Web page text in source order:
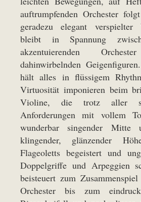
auftrumpfenden Orchester
geradezu elegant
bleibt in Spannung
akzentuierenden
dahinwirbelnden
hält alles in flüssigem
Virtuosität imponieren beim
Violine, die trotz aller
Anforderungen mit vollem
wunderbar singender
klingender, glänzender
Flageoletts begeistert und
Doppelgriffe und Arpeggien
beisteuert zum
Orchester bis zum